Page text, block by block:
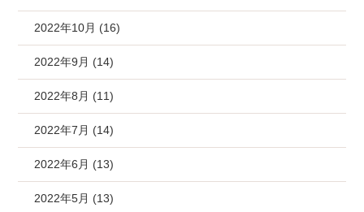
2022年10月 (16)
2022年9月 (14)
2022年8月 (11)
2022年7月 (14)
2022年6月 (13)
2022年5月 (13)